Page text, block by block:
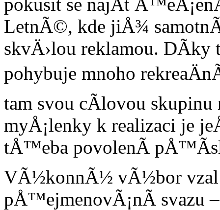
LetnÃ©, kde jiÅ¾
skvÄ›lou reklamou. DÃ­ky
pohybuje mnoho
tam svou cÃ­lovou
myÅ¡lenky k realizaci je
tÅ™eba povolenÃ­
VÃ½konnÃ½ vÃ½bor vzal
pÅ™ejmenovÃ¡nÃ­ svazu